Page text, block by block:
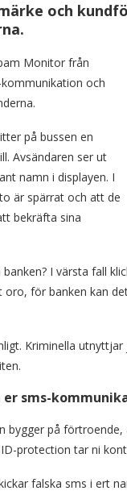
och
Monitor från
och
på bussen en
Avsändaren ser ut
namn i displayen. I
är spärrat och att de
bekräfta sina
I värsta fall
oro, för banken kan
Kriminella
er sms-
bygger på
protection tar ni
falska sms i ert